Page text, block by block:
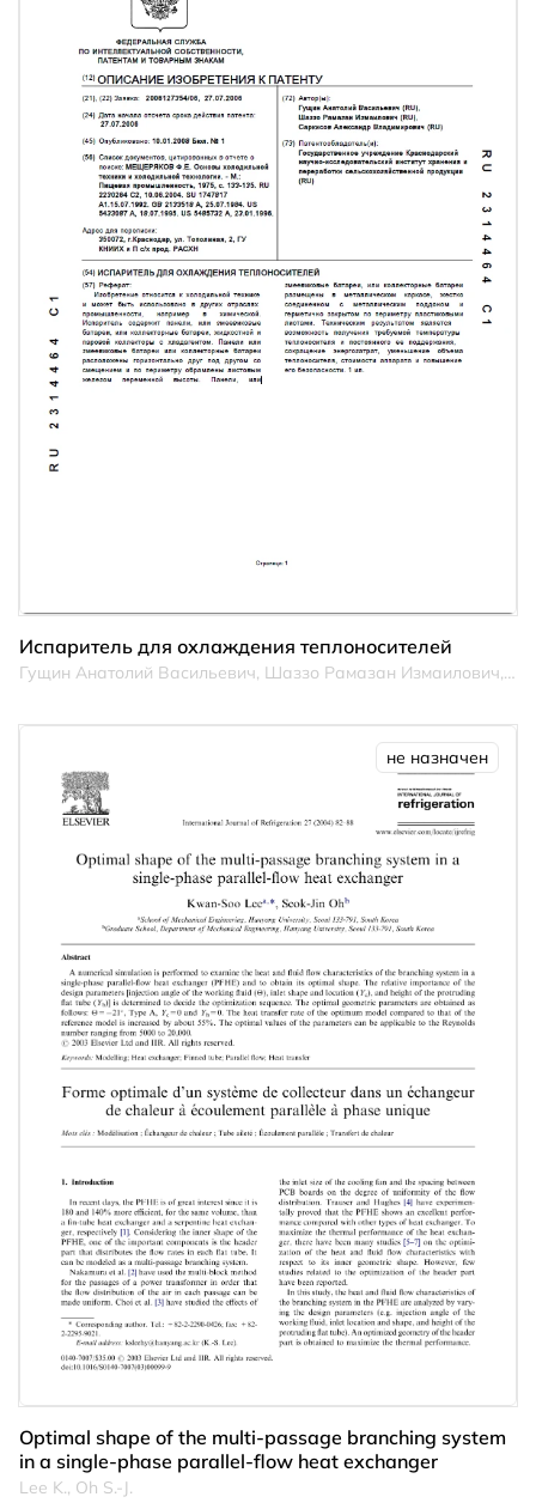
Испаритель для охлаждения теплоносителей
Гущин Анатолий Васильевич, Шаззо Рамазан Измаилович, Саркисов Александр Владимирович
не назначен
Optimal shape of the multi-passage branching system
in a single-phase parallel-ﬂow heat exchanger
Lee K., Oh S.-J.